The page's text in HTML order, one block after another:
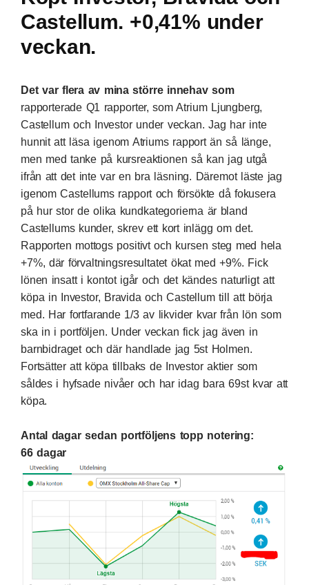
Castellum. +0,41% under
veckan.
Det var flera av mina större innehav som
rapporterade Q1 rapporter, som Atrium Ljungberg,
Castellum och Investor under veckan. Jag har inte
hunnit att läsa igenom Atriums rapport än så länge,
men med tanke på kursreaktionen så kan jag utgå
ifrån att det inte var en bra läsning. Däremot läste jag
igenom Castellums rapport och försökte då fokusera
på hur stor de olika kundkategorierna är bland
Castellums kunder, skrev ett kort inlägg om det.
Rapporten mottogs positivt och kursen steg med hela
+7%, där förvaltningsresultatet ökat med +9%. Fick
lönen insatt i kontot igår och det kändes naturligt att
köpa in Investor, Bravida och Castellum till att börja
med. Har fortfarande 1/3 av likvider kvar från lön som
ska in i portföljen. Under veckan fick jag även in
barnbidraget och där handlade jag 5st Holmen.
Fortsätter att köpa tillbaks de Investoraktier som
såldes i hyfsade nivåer och har idag bara 69st kvar att
köpa.
Antal dagar sedan portföljens topp notering:
66 dagar